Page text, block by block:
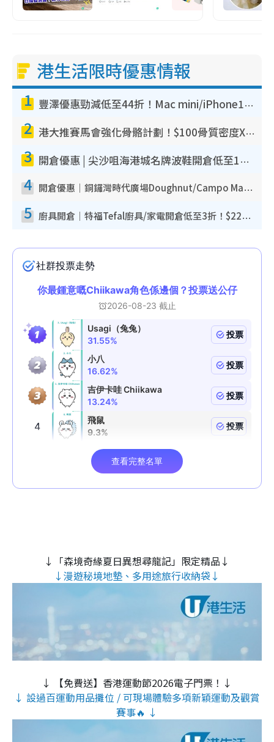
港生活限時優惠情報
1 豐澤優惠勁減低至44折！Mac mini/iPhone17Pro大減價！廚房家電$220起
2 港大推賽馬會強化骨骼計劃！$100骨質密度X光檢查 完成免費運動訓練送超市禮券！附參加資格
3 開倉優惠 | 尖沙咀海港城名牌波鞋開倉低至1折！On鞋$899起／Joy&Peace鞋履$98起
4 開倉優惠｜銅鑼灣時代廣場Doughnut/Campo Marzio開倉低至1折！背囊、書包、手袋劈價$200起
5 廚具開倉｜特福Tefal廚具/家電開倉低至3折！$220起買平底鍋/炒鑊/湯煲！電飯煲/吸塵機/燙斗$418起
↓「森境奇緣夏日異想尋龍記」限定精品↓
↓漫遊秘境地墊、多用途旅行收納袋↓
↓ 【免費送】香港運動節2026電子門票！↓
↓ 設過百運動用品攤位 / 可現場體驗多項新穎運動及觀賞
賽事🔥 ↓